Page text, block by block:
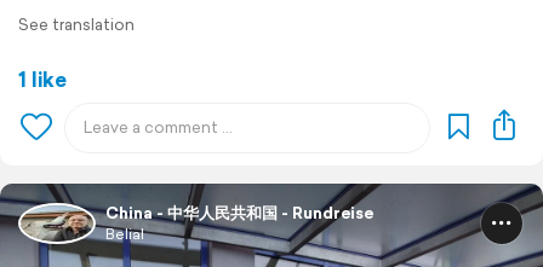
See translation
1 like
China - 中华人民共和国 - Rundreise
Belial